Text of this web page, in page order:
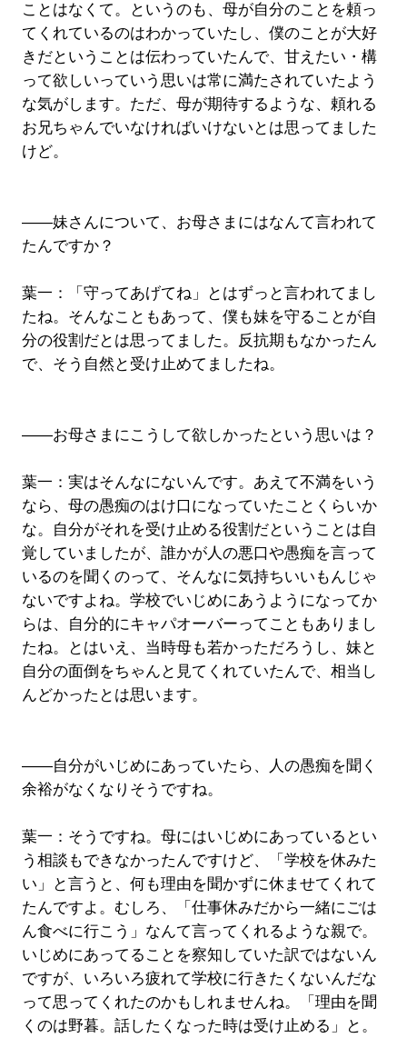
ことはなくて。というのも、母が自分のことを頼っ
てくれているのはわかっていたし、僕のことが大好
きだということは伝わっていたんで、甘えたい・構
って欲しいっていう思いは常に満たされていたよう
な気がします。ただ、母が期待するような、頼れる
お兄ちゃんでいなければいけないとは思ってました
けど。
――妹さんについて、お母さまにはなんて言われて
たんですか？
葉一：「守ってあげてね」とはずっと言われてまし
たね。そんなこともあって、僕も妹を守ることが自
分の役割だとは思ってました。反抗期もなかったん
で、そう自然と受け止めてましたね。
――お母さまにこうして欲しかったという思いは？
葉一：実はそんなにないんです。あえて不満をいう
なら、母の愚痴のはけ口になっていたことくらいか
な。自分がそれを受け止める役割だということは自
覚していましたが、誰かが人の悪口や愚痴を言って
いるのを聞くのって、そんなに気持ちいいもんじゃ
ないですよね。学校でいじめにあうようになってか
らは、自分的にキャパオーバーってこともありまし
たね。とはいえ、当時母も若かっただろうし、妹と
自分の面倒をちゃんと見てくれていたんで、相当し
んどかったとは思います。
――自分がいじめにあっていたら、人の愚痴を聞く
余裕がなくなりそうですね。
葉一：そうですね。母にはいじめにあっているとい
う相談もできなかったんですけど、「学校を休みた
い」と言うと、何も理由を聞かずに休ませてくれて
たんですよ。むしろ、「仕事休みだから一緒にごは
ん食べに行こう」なんて言ってくれるような親で。
いじめにあってることを察知していた訳ではないん
ですが、いろいろ疲れて学校に行きたくないんだな
って思ってくれたのかもしれませんね。「理由を聞
くのは野暮。話したくなった時は受け止める」と。